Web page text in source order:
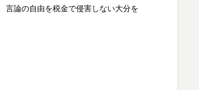
言論の自由を税金で侵害しない大分を